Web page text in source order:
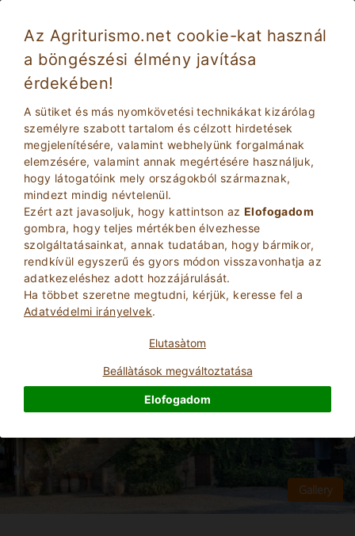
Az Agriturismo.net cookie-kat használ
a böngészési élmény javítása
érdekében!
A sütiket és más nyomkövetési technikákat kizárólag
személyre szabott tartalom és célzott hirdetések
megjelenítésére, valamint webhelyünk forgalmának
elemzésére, valamint annak megértésére használjuk,
hogy látogatóink mely országokból származnak,
mindezt mindig névtelenül.
Ezért azt javasoljuk, hogy kattintson az Elofogadom
gombra, hogy teljes mértékben élvezhesse
szolgáltatásainkat, annak tudatában, hogy bármikor,
rendkívül egyszerű és gyors módon visszavonhatja az
adatkezeléshez adott hozzájárulását.
Ha többet szeretne megtudni, kérjük, keresse fel a
Adatvédelmi irányelvek.
Elutasà­tom
Beállà­tások megváltoztatása
Elofogadom
Magione 331
Perugia, Magione(Lásd Térkép) 26Ágyhelyek
KéRDEZZE TULAJDONOS BOOK
További információ